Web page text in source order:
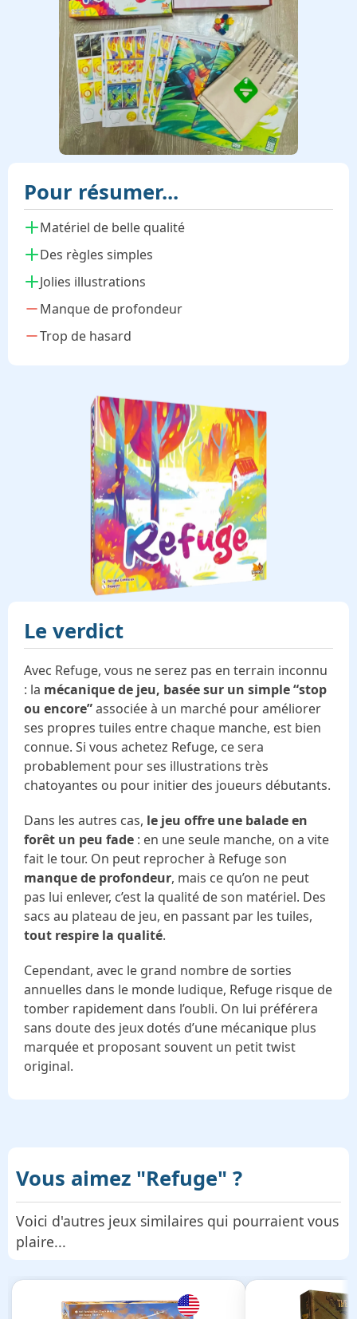
Pour résumer...
Matériel de belle qualité
Des règles simples
Jolies illustrations
Manque de profondeur
Trop de hasard
Le verdict
Avec Refuge, vous ne serez pas en terrain inconnu
: la mécanique de jeu, basée sur un simple “stop
ou encore”associée à un marché pour améliorer
ses propres tuiles entre chaque manche, est bien
connue. Si vous achetez Refuge, ce sera
probablement pour ses illustrations très
chatoyantes ou pour initier des joueurs débutants.
Dans les autres cas, le jeu offre une balade en
forêt un peu fade : en une seule manche, on a vite
fait le tour. On peut reprocher à Refuge son
manque de profondeur, mais ce qu’on ne peut
pas lui enlever, c’est la qualité de son matériel. Des
sacs au plateau de jeu, en passant par les tuiles,
tout respire la qualité.
Cependant, avec le grand nombre de sorties
annuelles dans le monde ludique, Refuge risque de
tomber rapidement dans l’oubli. On lui préférera
sans doute des jeux dotés d’une mécanique plus
marquée et proposant souvent un petit twist
original.
Vous aimez "️Refuge" ?
Voici d'autres jeux similaires qui pourraient vous
plaire...